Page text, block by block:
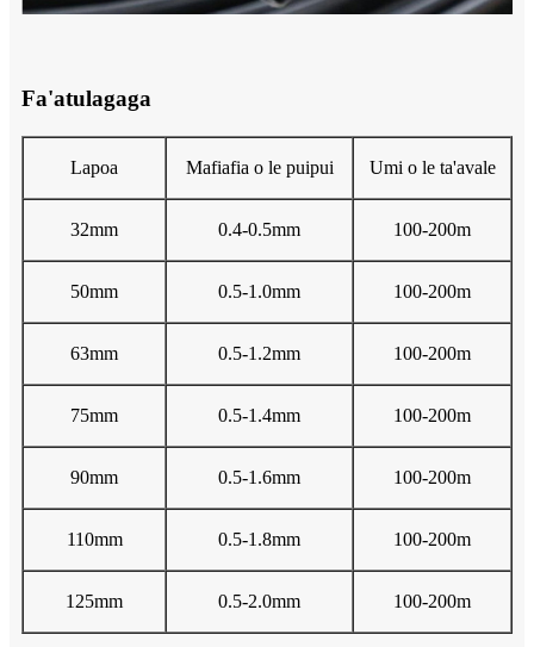
Fa'atulagaga
Lapoa Mafiafia o le puipui Umi o le ta'avale
32mm 0.4-0.5mm 100-200m
50mm 0.5-1.0mm 100-200m
63mm 0.5-1.2mm 100-200m
75mm 0.5-1.4mm 100-200m
90mm 0.5-1.6mm 100-200m
110mm 0.5-1.8mm 100-200m
125mm 0.5-2.0mm 100-200m